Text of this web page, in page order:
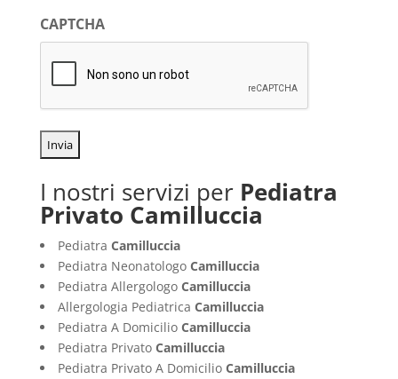
privacy
*
CAPTCHA
I nostri servizi per Pediatra
Privato Camilluccia
Pediatra Camilluccia
Pediatra Neonatologo Camilluccia
Pediatra Allergologo Camilluccia
Allergologia Pediatrica Camilluccia
Pediatra A Domicilio Camilluccia
Pediatra Privato Camilluccia
Pediatra Privato A Domicilio Camilluccia